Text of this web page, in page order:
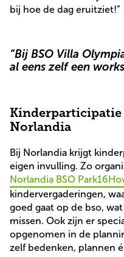
bij hoe de dag eruitziet!”
“Bij BSO Villa
al eens zelf een
Kinderparticipatie
Norlandia
Bij Norlandia krijgt
eigen invulling. Zo
Norlandia BSO
kindervergaderingen,
goed gaat op de bso,
missen. Ook zijn er
opgenomen in de
zelf bedenken, plannen